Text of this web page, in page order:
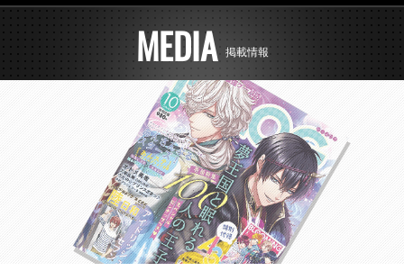
STORY
STAFF&CAST
ARTIST
ONAIR
MEDIA
Blu-ray&DVD
MUSIC
MEDIA 掲載情報